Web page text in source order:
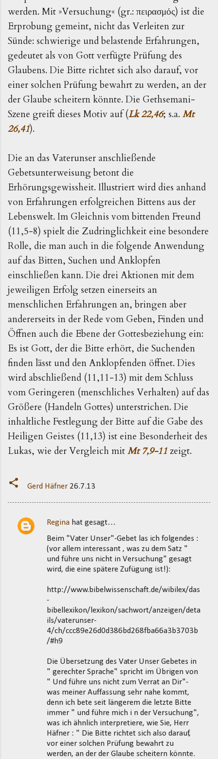
werden. Mit »Versuchung« (gr.: πειρασμός) ist die
Erprobung gemeint, nicht das Verleiten zur
Sünde: schwierige und belastende Erfahrungen,
gedeutet als von Gott verfügte Prüfung des
Glaubens. Die Bitte richtet sich also darauf, vor
einer solchen Prüfung bewahrt zu werden, an der
der Glaube scheitern könnte. Die Gethsemani-
Szene greift dieses Motiv auf (Lk 22,46; s.a. Mt
26,41).
Die an das Vaterunser anschließende
Gebetsunterweisung betont die
Erhörungsgewissheit. Illustriert wird dies anhand
von Erfahrungen erfolgreichen Bittens aus der
Lebenswelt. Im Gleichnis vom bittenden Freund
(11,5-8) spielt die Zudringlichkeit eine besondere
Rolle, die man auch in die folgende Anwendung
auf das Bitten, Suchen und Anklopfen
einschließen kann. Die drei Aktionen mit dem
jeweiligen Erfolg setzen einerseits an
menschlichen Erfahrungen an, bringen aber
andererseits in der Rede vom Geben, Finden und
Öffnen auch die Ebene der Gottesbeziehung ein:
Es ist Gott, der die Bitte erhört, die Suchenden
finden lässt und den Anklopfenden öffnet. Dies
wird abschließend (11,11-13) mit dem Schluss
vom Geringeren (menschliches Verhalten) auf das
Größere (Handeln Gottes) unterstrichen. Die
inhaltliche Festlegung der Bitte auf die Gabe des
Heiligen Geistes (11,13) ist eine Besonderheit des
Lukas, wie der Vergleich mitMt 7,9-11zeigt.
Gerd Häfner 26.7.13
K
Regina hat gesagt…
Beim "Vater Unser"-Gebet las ich folgendes :
(vor allem interessant , was zu dem Satz "
und führe uns nicht in Versuchung" gesagt
wird, die eine spätere Zufügung ist!):
http://www.bibelwissenschaft.de/wibilex/das
-
bibellexikon/lexikon/sachwort/anzeigen/deta
ils/vaterunser-
4/ch/ccc89e26d0d386bd268fba66a3b3703b
/#h9
Die Übersetzung des Vater Unser Gebetes in
" gerechter Sprache" spricht im Übrigen von
" Und führe uns nicht zum Verrat an Dir"-
was meiner Auffassung sehr nahe kommt,
denn ich bete seit längerem die letzte Bitte
immer " und führe mich i n der Versuchung",
was ich ähnlich interpretiere, wie Sie, Herr
Häfner : " Die Bitte richtet sich also darauf,
vor einer solchen Prüfung bewahrt zu
werden, an der der Glaube scheitern könnte.